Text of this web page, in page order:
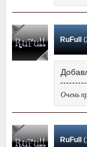
RuFull
Очень
RuFull